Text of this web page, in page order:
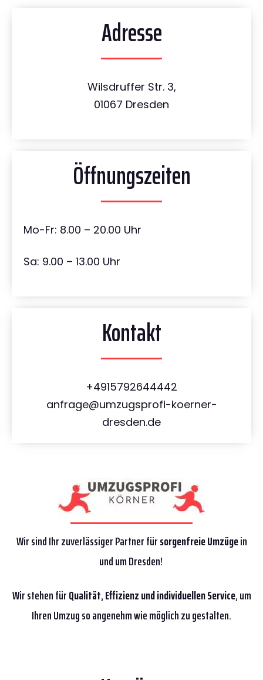
Adresse
Wilsdruffer Str. 3,
01067 Dresden
Öffnungszeiten
Mo-Fr: 8.00 – 20.00 Uhr
Sa: 9.00 – 13.00 Uhr
Kontakt
+4915792644442
anfrage@umzugsprofi-koerner-
dresden.de
Wir sind Ihr zuverlässiger Partner fürsorgenfreie Umzügein
und um Dresden!
Wir stehen fürQualität,Effizienzund individuellen Service, um
Ihren Umzug so angenehm wie möglich zu gestalten.